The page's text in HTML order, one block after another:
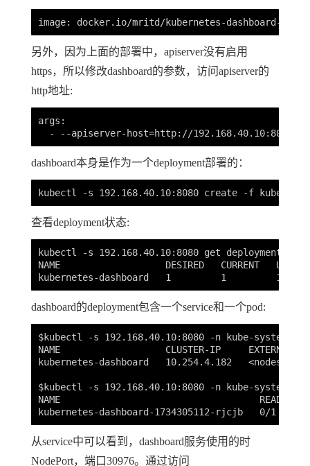
另外，因为上面的部署中，apiserver没有启用
https，所以修改dashboard的参数，访问apiserver的
http地址:
args:
dashboard本身是作为一个deployment部署的：
查看deployment状态:
kubectl -s 192.168.40.10:8080 get deployment -n
NAME                   DESIRED   CURRENT   UP-TO-
dashboard的deployment包含一个service和一个pod:
$kubectl -s 192.168.40.10:8080 -n kube-system
NAME                   CLUSTER-IP     EXTERNAL-
kubernetes-dashboard   10.254.4.182   <nodes>
$kubectl -s 192.168.40.10:8080 -n kube-system
NAME                                    READY
从service中可以看到，dashboard服务使用的时
NodePort，端口30976。通过访问